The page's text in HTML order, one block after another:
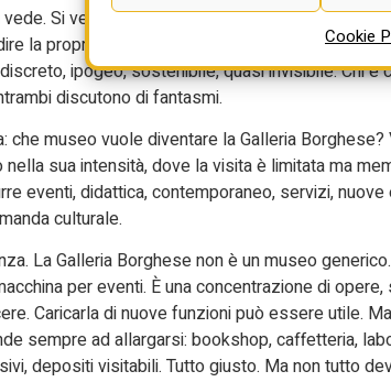
Cookie
Si vede invece una certa vaghezza. E la
la propria senza assumersi davvero una
ipogeo, sostenibile, quasi invisibile. Chi è
discutono di fantasmi.
che museo vuole diventare la Galleria
sua intensità, dove la visita è limitata ma
eventi, didattica, contemporaneo, servizi,
culturale.
La Galleria Borghese non è un museo
per eventi. È una concentrazione di
Caricarla di nuove funzioni può essere utile.
sempre ad allargarsi: bookshop, caffetteria,
depositi visitabili. Tutto giusto. Ma non tutto